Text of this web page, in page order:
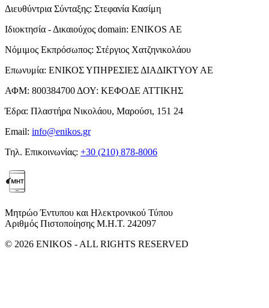
Διευθύντρια Σύνταξης: Στεφανία Κασίμη
Ιδιοκτησία - Δικαιούχος domain: ENIKOS AE
Νόμιμος Εκπρόσωπος: Στέργιος Χατζηνικολάου
Επωνυμία: ΕΝΙΚΟΣ ΥΠΗΡΕΣΙΕΣ ΔΙΑΔΙΚΤΥΟΥ ΑΕ
ΑΦΜ: 800384700 ΔΟΥ: ΚΕΦΟΔΕ ΑΤΤΙΚΗΣ
Έδρα: Πλαστήρα Νικολάου, Μαρούσι, 151 24
Email: info@enikos.gr
Τηλ. Επικοινωνίας: +30 (210) 878-8006
Μητρώο Έντυπου και Ηλεκτρονικού Τύπου
Αριθμός Πιστοποίησης Μ.Η.Τ. 242097
© 2026 ENIKOS - ALL RIGHTS RESERVED